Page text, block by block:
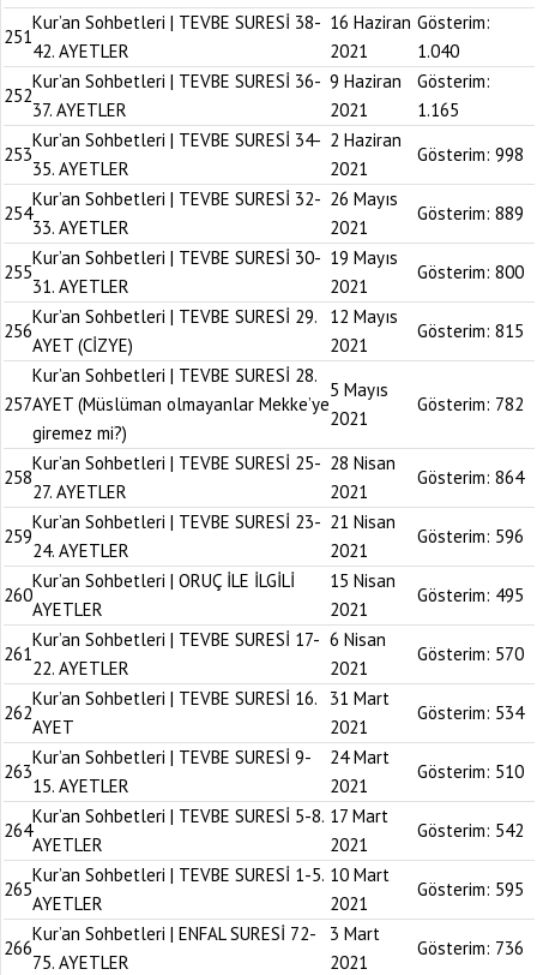
251
Kur’an Sohbetleri | TEVBE SURESİ 38-
42. AYETLER
16 Haziran
2021
Gösterim:
1.040
252
Kur’an Sohbetleri | TEVBE SURESİ 36-
37. AYETLER
9 Haziran
2021
Gösterim:
1.165
253
Kur’an Sohbetleri | TEVBE SURESİ 34-
35. AYETLER
2 Haziran
2021
Gösterim: 998
254
Kur’an Sohbetleri | TEVBE SURESİ 32-
33. AYETLER
26 Mayıs
2021
Gösterim: 889
255
Kur’an Sohbetleri | TEVBE SURESİ 30-
31. AYETLER
19 Mayıs
2021
Gösterim: 800
256
Kur’an Sohbetleri | TEVBE SURESİ 29.
AYET (CİZYE)
12 Mayıs
2021
Gösterim: 815
257
Kur’an Sohbetleri | TEVBE SURESİ 28.
AYET (Müslüman olmayanlar Mekke’ye
giremez mi?)
5 Mayıs
2021
Gösterim: 782
258
Kur’an Sohbetleri | TEVBE SURESİ 25-
27. AYETLER
28 Nisan
2021
Gösterim: 864
259
Kur’an Sohbetleri | TEVBE SURESİ 23-
24. AYETLER
21 Nisan
2021
Gösterim: 596
260
Kur’an Sohbetleri | ORUÇ İLE İLGİLİ
AYETLER
15 Nisan
2021
Gösterim: 495
261
Kur’an Sohbetleri | TEVBE SURESİ 17-
22. AYETLER
6 Nisan
2021
Gösterim: 570
262
Kur’an Sohbetleri | TEVBE SURESİ 16.
AYET
31 Mart
2021
Gösterim: 534
263
Kur’an Sohbetleri | TEVBE SURESİ 9-
15. AYETLER
24 Mart
2021
Gösterim: 510
264
Kur’an Sohbetleri | TEVBE SURESİ 5-8.
AYETLER
17 Mart
2021
Gösterim: 542
265
Kur’an Sohbetleri | TEVBE SURESİ 1-5.
AYETLER
10 Mart
2021
Gösterim: 595
266
Kur’an Sohbetleri | ENFAL SURESİ 72-
75. AYETLER
3 Mart
2021
Gösterim: 736